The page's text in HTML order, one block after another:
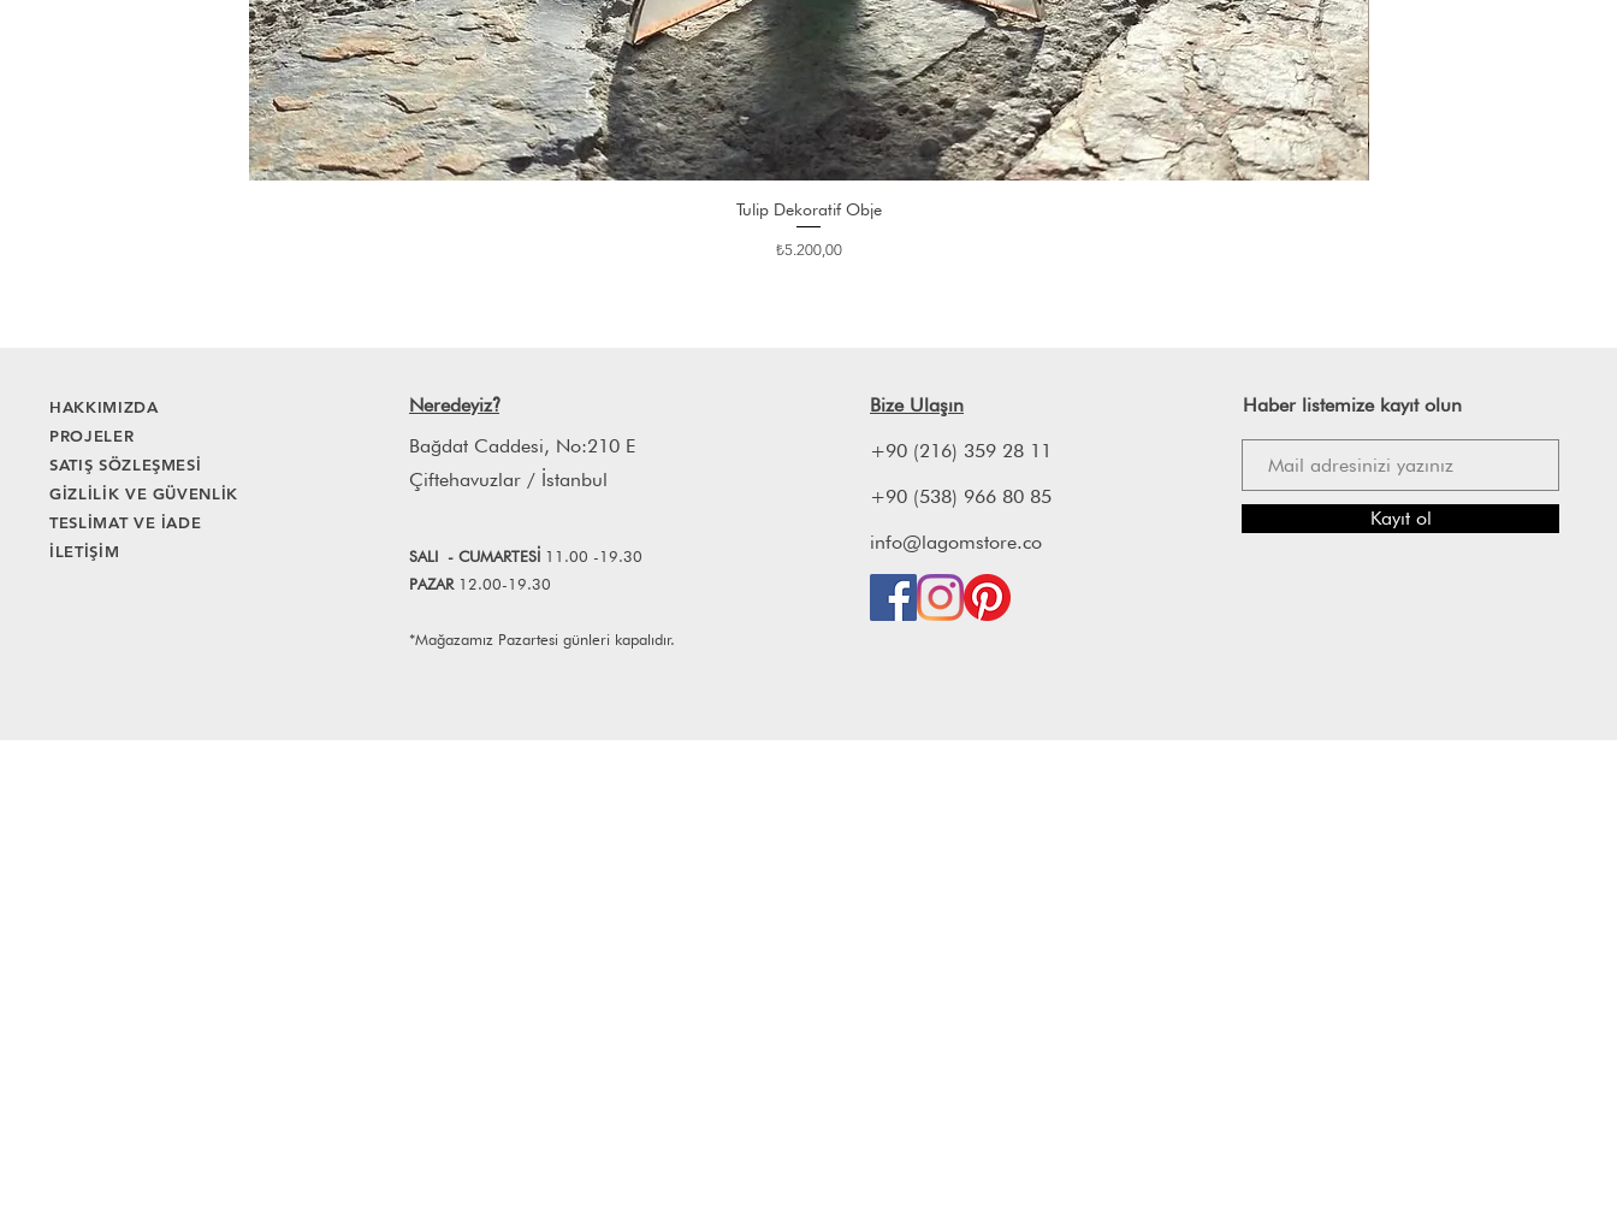
Tulip Dekoratif Obje
Fiyat
₺5.200,00
HAKKIMIZDA
PROJELER
SATIŞ SÖZLEŞMESİ
GİZLİLİK VE GÜVENLİK
TESLİMAT VE İADE
İLETİŞİM
Neredeyiz?
Bağdat Caddesi, No:210 E
Çiftehavuzlar / İstanbul
SALI - CUMARTESİ 11.00 -19.30
PAZAR12.00-19.30
*Mağazamız Pazartesi günleri kapalıdır.
Bize Ulaşın
+90 (216) 359 28 11
+90 (538) 966 80 85
info@lagomstore.co
Haber listemize kayıt olun
Kayıt ol